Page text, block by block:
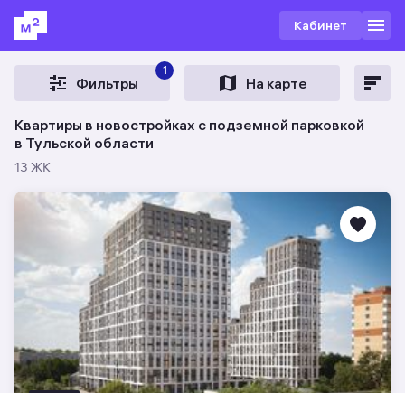
Кабинет
Фильтры
1
На карте
Квартиры в новостройках с подземной парковкой
в Тульской области
13 ЖК